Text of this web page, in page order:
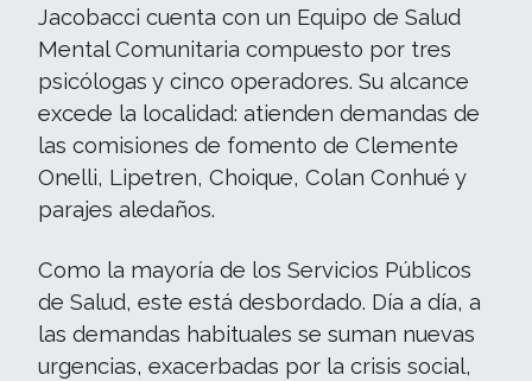
Jacobacci cuenta con un Equipo de Salud
Mental Comunitaria compuesto por tres
psicólogas y cinco operadores. Su alcance
excede la localidad: atienden demandas de
las comisiones de fomento de Clemente
Onelli, Lipetren, Choique, Colan Conhué y
parajes aledaños.
Como la mayoría de los Servicios Públicos
de Salud, este está desbordado. Día a día, a
las demandas habituales se suman nuevas
urgencias, exacerbadas por la crisis social,